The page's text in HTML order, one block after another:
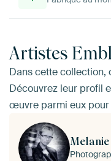
Artistes
Dans cette collection,
Découvrez leur profil
œuvre parmi eux pour